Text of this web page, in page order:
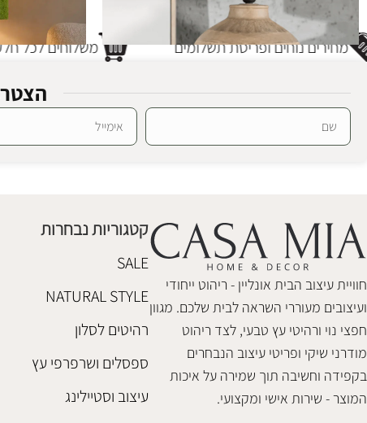
₪ 690
הוספה לסל
₪480
משלוחים לכל מחירים נוחים ופריסת תשלומים
חוויית עיצוב הבית אונליין - ריהוט ייחודי
ועיצובים מעוררי השראה לבית שלכם. מגוון
חפצי נוי ורהיטי עץ טבעי, לצד ריהוט
מודרני שיקי ופריטי עיצוב הנבחרים
בקפידה וחשיבה תוך שמירה על איכות
המוצר - שירות אישי ומקצועי.
קטגוריות נבחרות
SALE
NATURAL STYLE
רהיטים לסלון
ספסלים ושרפרפי עץ
עיצוב וסטיילינג